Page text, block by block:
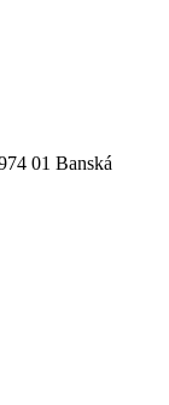
01 Banská